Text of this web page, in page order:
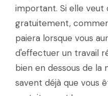
important. Si elle veut
gratuitement,
paiera lorsque vous
d'effectuer un travail
bien en dessous de la
savent déjà que vous